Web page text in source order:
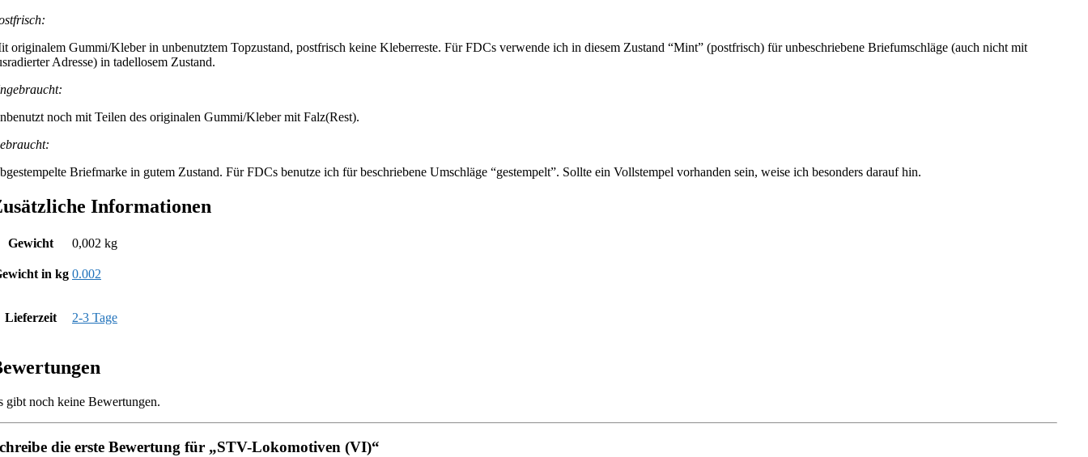
originalem Gummi/Kleber in unbenutztem Topzustand, postfrisch keine Kleberreste. Für FDCs verwende ich in diesem Zustand “Mint” (postfrisch) für unbeschriebene Briefumschläge (auch nicht mit
Adresse) in tadellosem Zustand.
noch mit Teilen des originalen Gummi/Kleber mit Falz(Rest).
Briefmarke in gutem Zustand. Für FDCs benutze ich für beschriebene Umschläge “gestempelt”. Sollte ein Vollstempel vorhanden sein, weise ich besonders darauf hin.
Informationen
Gewicht 0,002 kg
in kg 0.002
Lieferzeit 2-3 Tage
gibt noch keine Bewertungen.
die erste Bewertung für „STV-Lokomotiven (VI)“